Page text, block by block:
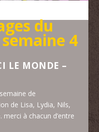
du
4
LE MONDE –
de
de Lisa, Lydia, Nils,
à chacun d’entre